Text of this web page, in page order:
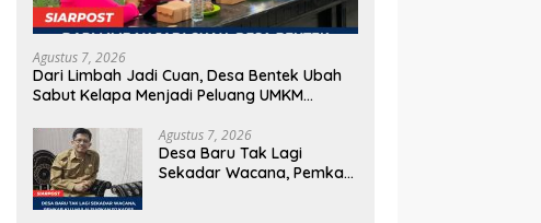
Agustus 7, 2026
Dari Limbah Jadi Cuan, Desa Bentek Ubah
Sabut Kelapa Menjadi Peluang UMKM
Agustus 7, 2026
Desa Baru Tak Lagi
Sekadar Wacana, Pemkab